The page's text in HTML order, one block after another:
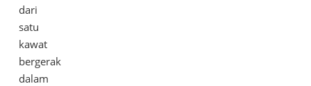
dari
satu
kawat
bergerak
dalam